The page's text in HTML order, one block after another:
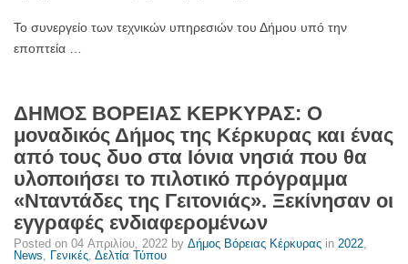
Το συνεργείο των τεχνικών υπηρεσιών του Δήμου υπό την
εποπτεία …
ΔΗΜΟΣ ΒΟΡΕΙΑΣ ΚΕΡΚΥΡΑΣ: Ο
μοναδικός Δήμος της Κέρκυρας και ένας
από τους δυο στα Ιόνια νησιά που θα
υλοποιήσει το πιλοτικό πρόγραμμα
«Νταντάδες της Γειτονιάς». Ξεκίνησαν οι
εγγραφές ενδιαφερομένων
Posted on 04 Απριλίου, 2022 by Δήμος Βόρειας Κέρκυρας in 2022,
News, Γενικές, Δελτία Τύπου